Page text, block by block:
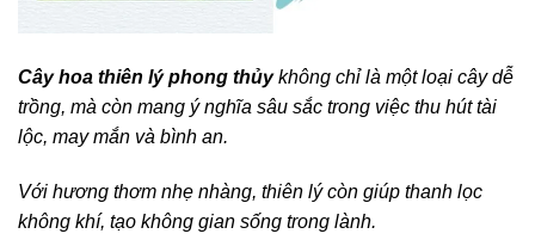
Cây hoa thiên lý phong thủykhông chỉ là một loại cây dễ
trồng, mà còn mang ý nghĩa sâu sắc trong việc thu hút tài
lộc, may mắn và bình an.
Với hương thơm nhẹ nhàng, thiên lý còn giúp thanh lọc
không khí, tạo không gian sống trong lành.